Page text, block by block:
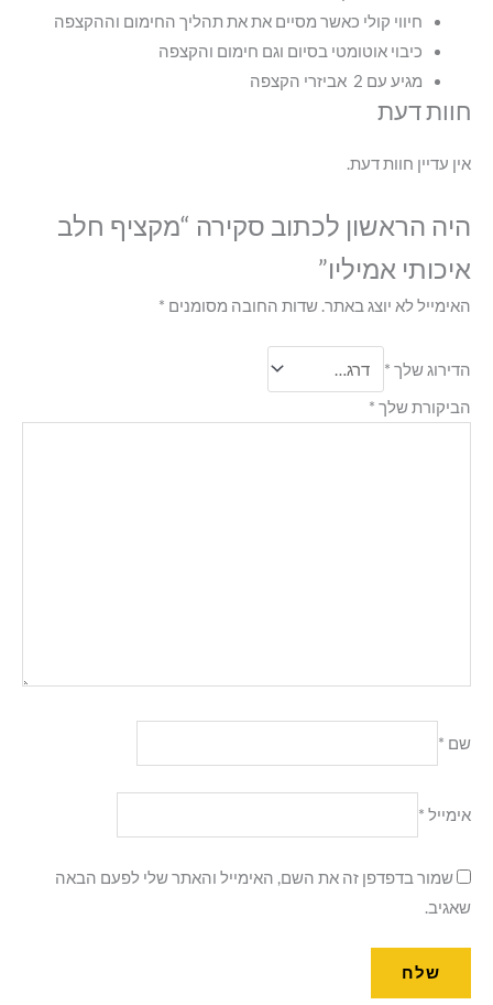
חיווי קולי כאשר מסיים את את תהליך החימום וההקצפה
כיבוי אוטומטי בסיום וגם חימום והקצפה
מגיע עם 2 אביזרי הקצפה
חוות דעת
אין עדיין חוות דעת.
היה הראשון לכתוב סקירה “מקציף חלב
איכותי אמיליו”
האימייל לא יוצג באתר. שדות החובה מסומנים *
הדירוג שלך *
הביקורת שלך *
שם *
אימייל *
שמור בדפדפן זה את השם, האימייל והאתר שלי לפעם הבאה
שאגיב.